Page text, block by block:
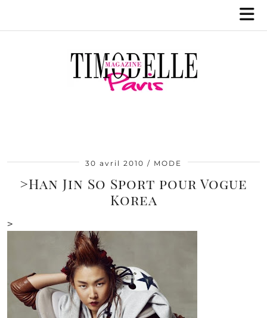
30 avril 2010 MODE
>Han Jin So Sport pour Vogue
Korea
>